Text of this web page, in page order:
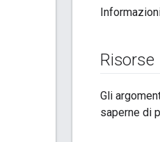
Risorse
Gli
saperne di